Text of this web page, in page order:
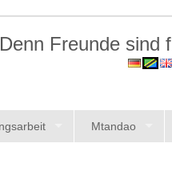
Denn Freunde sind
Mtandao